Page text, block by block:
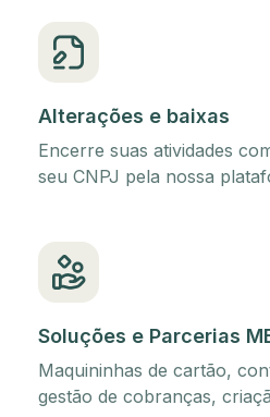
Alterações e baixas
Encerre suas atividades
seu CNPJ pela nossa
Soluções e Parcerias
Maquininhas de cartão,
gestão de cobranças,